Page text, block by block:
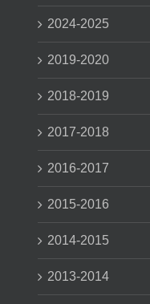
2024-2025
2019-2020
2018-2019
2017-2018
2016-2017
2015-2016
2014-2015
2013-2014